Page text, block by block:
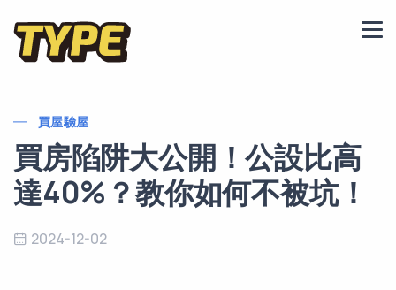
買屋驗屋
買房陷阱大公開！公設比高
達40%？教你如何不被坑！
2024-12-02